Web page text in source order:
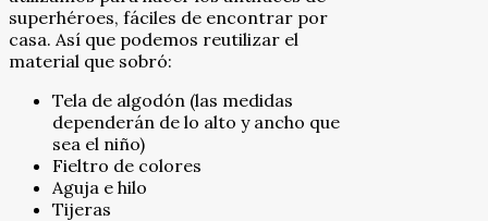
superhéroes, fáciles de encontrar por
casa. Así que podemos reutilizar el
material que sobró:
Tela de algodón (las medidas
dependerán de lo alto y ancho que
sea el niño)
Fieltro de colores
Aguja e hilo
Tijeras